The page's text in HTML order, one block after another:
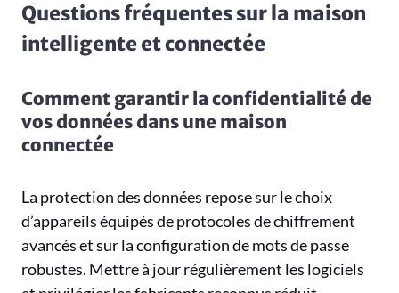
Questions fréquentes sur la maison
intelligente et connectée
Comment garantir la confidentialité de
vos données dans une maison
connectée
La protection des données repose sur le choix
d’appareils équipés de protocoles de chiffrement
avancés et sur la configuration de mots de passe
robustes. Mettre à jour régulièrement les logiciels